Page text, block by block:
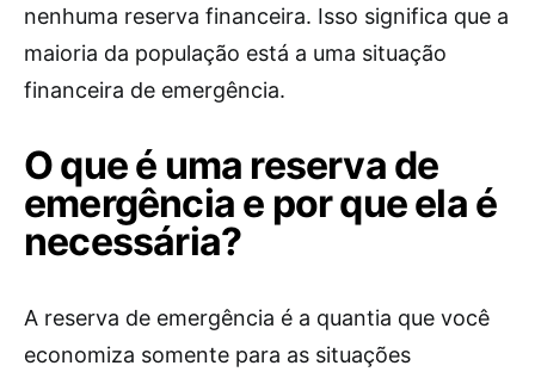
nenhuma reserva financeira. Isso significa que a
maioria da população está a uma situação
financeira de emergência.
O que é uma reserva de
emergência e por que ela é
necessária?
A reserva de emergência é a quantia que você
economiza somente para as situações